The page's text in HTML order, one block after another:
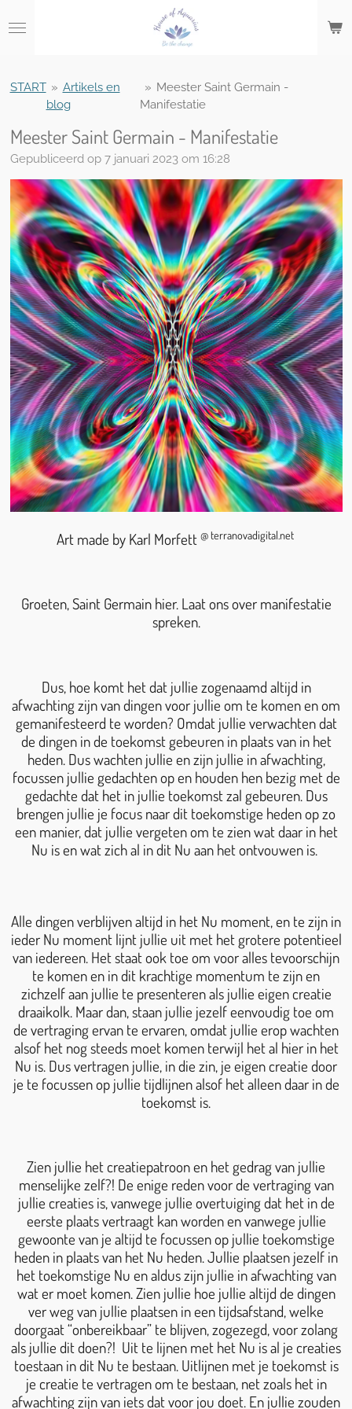
direct
hoofdinhoud
START » Artikels en
blog
» Meester Saint Germain -
Manifestatie
Meester Saint Germain - Manifestatie
Gepubliceerd op 7 januari 2023 om 16:28
Art made by Karl Morfett @ terranovadigital.net
Groeten, Saint Germain hier. Laat ons over manifestatie
spreken.
Dus, hoe komt het dat jullie zogenaamd altijd in
afwachting zijn van dingen voor jullie om te komen en om
gemanifesteerd te worden? Omdat jullie verwachten dat
de dingen in de toekomst gebeuren in plaats van in het
heden. Dus wachten jullie en zijn jullie in afwachting,
focussen jullie gedachten op en houden hen bezig met de
gedachte dat het in jullie toekomst zal gebeuren. Dus
brengen jullie je focus naar dit toekomstige heden op zo
een manier, dat jullie vergeten om te zien wat daar in het
Nu is en wat zich al in dit Nu aan het ontvouwen is.
Alle dingen verblijven altijd in het Nu moment, en te zijn in
ieder Nu moment lijnt jullie uit met het grotere potentieel
van iedereen. Het staat ook toe om voor alles tevoorschijn
te komen en in dit krachtige momentum te zijn en
zichzelf aan jullie te presenteren als jullie eigen creatie
draaikolk. Maar dan, staan jullie jezelf eenvoudig toe om
de vertraging ervan te ervaren, omdat jullie erop wachten
alsof het nog steeds moet komen terwijl het al hier in het
Nu is. Dus vertragen jullie, in die zin, je eigen creatie door
je te focussen op jullie tijdlijnen alsof het alleen daar in de
toekomst is.
Zien jullie het creatiepatroon en het gedrag van jullie
menselijke zelf?! De enige reden voor de vertraging van
jullie creaties is, vanwege jullie overtuiging dat het in de
eerste plaats vertraagt kan worden en vanwege jullie
gewoonte van je altijd te focussen op jullie toekomstige
heden in plaats van het Nu heden. Jullie plaatsen jezelf in
het toekomstige Nu en aldus zijn jullie in afwachting van
wat er moet komen. Zien jullie hoe jullie altijd de dingen
ver weg van jullie plaatsen in een tijdsafstand, welke
doorgaat “onbereikbaar” te blijven, zogezegd, voor zolang
als jullie dit doen?! Uit te lijnen met het Nu is al je creaties
toestaan in dit Nu te bestaan. Uitlijnen met je toekomst is
je creatie te vertragen om te bestaan, net zoals het in
afwachting zijn van iets dat voor jou doet. En jullie zouden